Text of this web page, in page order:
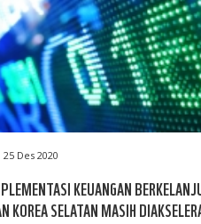
25 Des 2020
KEUANGAN
KOREA SELATAN MASIH